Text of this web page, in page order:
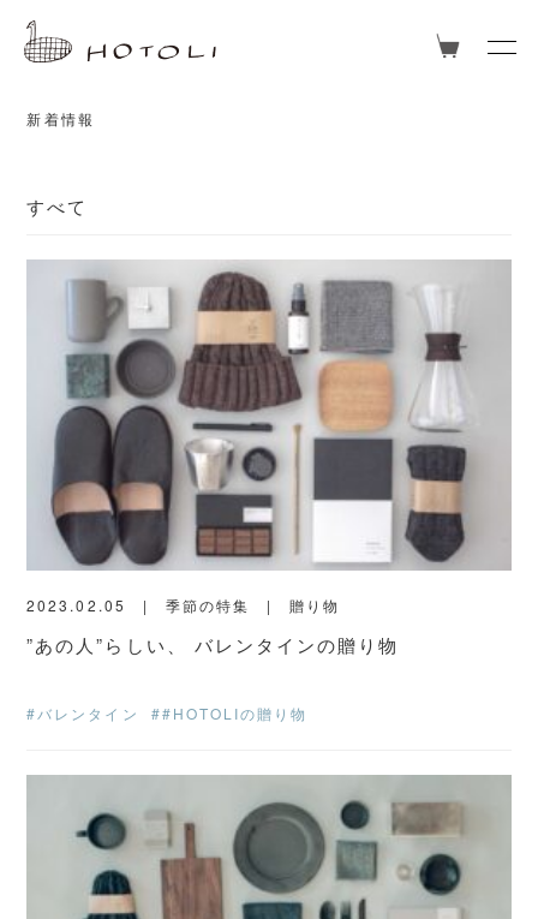
新着情報
すべて
2023.02.05 季節の特集 贈り物
”あの人”らしい、 バレンタインの贈り物
#バレンタイン ##HOTOLIの贈り物